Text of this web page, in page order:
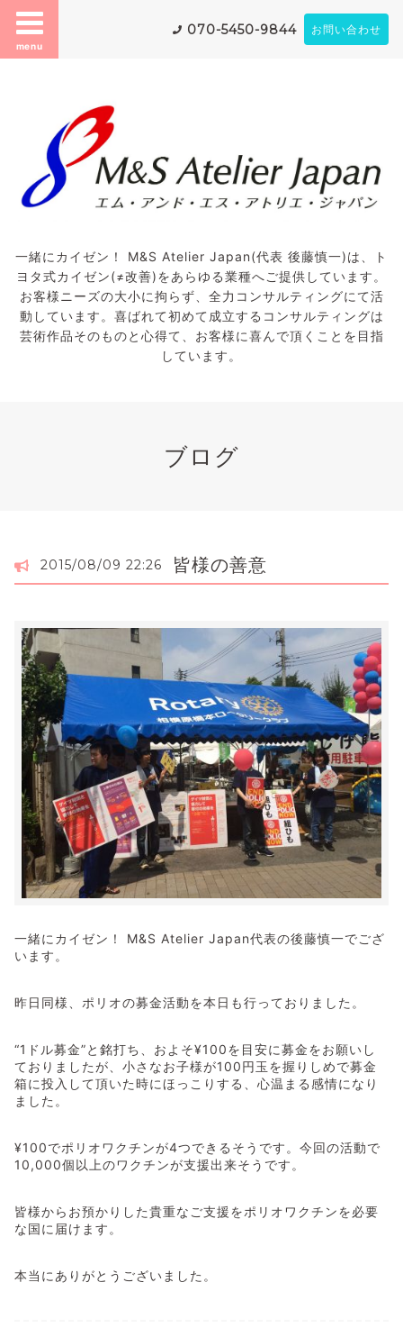
menu
070-5450-9844 お問い合わせ
一緒にカイゼン！ M&S Atelier Japan(代表 後藤慎一)は、ト
ヨタ式カイゼン(≠改善)をあらゆる業種へご提供しています。
お客様ニーズの大小に拘らず、全力コンサルティングにて活
動しています。喜ばれて初めて成立するコンサルティングは
芸術作品そのものと心得て、お客様に喜んで頂くことを目指
しています。
ブログ
2015/08/09 22:26 皆様の善意
一緒にカイゼン！ M&S Atelier Japan代表の後藤慎一でござ
います。
昨日同様、ポリオの募金活動を本日も行っておりました。
“1ドル募金”と銘打ち、およそ¥100を目安に募金をお願いし
ておりましたが、小さなお子様が100円玉を握りしめで募金
箱に投入して頂いた時にほっこりする、心温まる感情になり
ました。
¥100でポリオワクチンが4つできるそうです。今回の活動で
10,000個以上のワクチンが支援出来そうです。
皆様からお預かりした貴重なご支援をポリオワクチンを必要
な国に届けます。
本当にありがとうございました。